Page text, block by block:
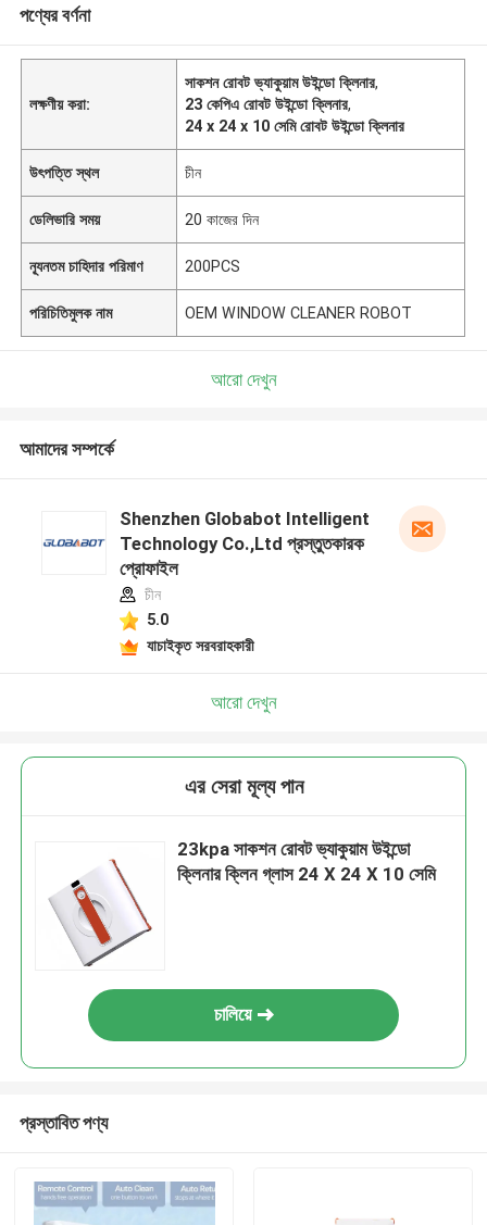
পণ্যের বর্ণনা
লক্ষণীয় করা:
সাকশন রোবট ভ্যাকুয়াম উইন্ডো ক্লিনার,
23 কেপিএ রোবট উইন্ডো ক্লিনার,
24 x 24 x 10 সেমি রোবট উইন্ডো ক্লিনার
উৎপত্তি স্থল চীন
ডেলিভারি সময় 20 কাজের দিন
ন্যূনতম চাহিদার পরিমাণ 200PCS
পরিচিতিমুলক নাম OEM WINDOW CLEANER ROBOT
আরো দেখুন
আমাদের সম্পর্কে
Shenzhen Globabot Intelligent
Technology Co.,Ltd প্রস্তুতকারক
প্রোফাইল
চীন
5.0
যাচাইকৃত সরবরাহকারী
আরো দেখুন
এর সেরা মূল্য পান
23kpa সাকশন রোবট ভ্যাকুয়াম উইন্ডো
ক্লিনার ক্লিন গ্লাস 24 X 24 X 10 সেমি
চালিয়ে
প্রস্তাবিত পণ্য